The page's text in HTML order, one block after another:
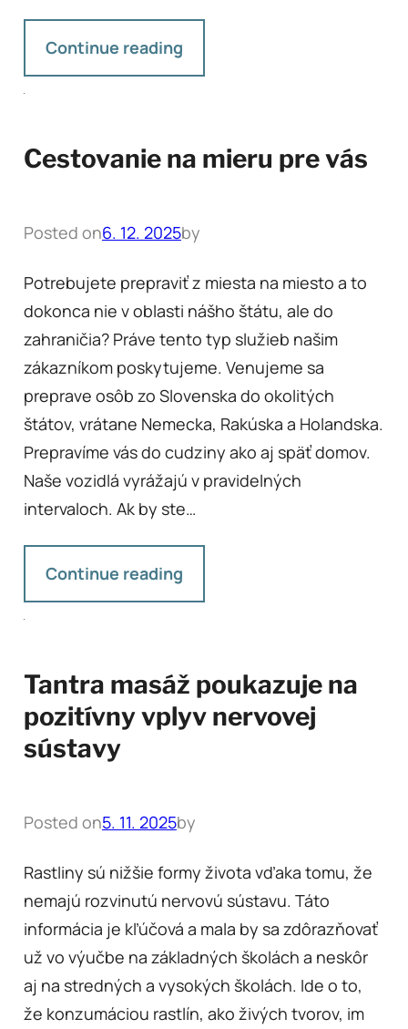
Continue reading
Cestovanie na mieru pre vás
Posted on6. 12. 2025by
Potrebujete prepraviť z miesta na miesto a to
dokonca nie v oblasti nášho štátu, ale do
zahraničia? Práve tento typ služieb našim
zákazníkom poskytujeme. Venujeme sa
preprave osôb zo Slovenska do okolitých
štátov, vrátane Nemecka, Rakúska a Holandska.
Prepravíme vás do cudziny ako aj späť domov.
Naše vozidlá vyrážajú v pravidelných
intervaloch. Ak by ste…
Continue reading
Tantra masáž poukazuje na
pozitívny vplyv nervovej
sústavy
Posted on5. 11. 2025by
Rastliny sú nižšie formy života vďaka tomu, že
nemajú rozvinutú nervovú sústavu. Táto
informácia je kľúčová a mala by sa zdôrazňovať
už vo výučbe na základných školách a neskôr
aj na stredných a vysokých školách. Ide o to,
že konzumáciou rastlín, ako živých tvorov, im